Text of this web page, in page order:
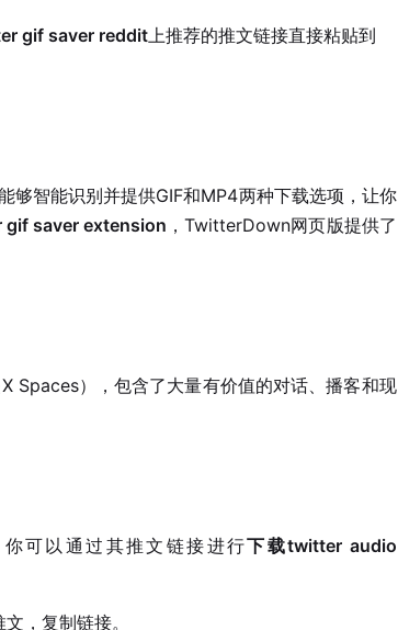
gif saver reddit上推荐的推文链接直接粘贴到
智能识别并提供GIF和MP4两种下载选项，让你
saver extension ，TwitterDown网页版提供了
Spaces），包含了大量有价值的对话、播客和现
可以通过其推文链接进行下载twitter audio
，复制链接。